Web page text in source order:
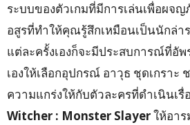
ระบบของตัวเกมที่มีการเล่นเพื่อผจ
อสูรที่ทำให้คุณรู้สึกเหมือนเป็นนักล่า
แต่ละครั้งเองก็จะมีประสบการณ์ที่อัพ
เองให้เลือกอุปกรณ์ อาวุธ ชุดเกราะ
ความแกร่งให้กับตัวละครที่ดำเนินเรื่
Witcher : Monster Slayerให้อา